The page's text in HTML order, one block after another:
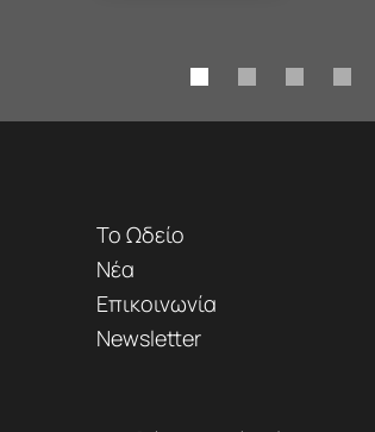
Το Ωδείο
Νέα
Επικοινωνία
Newsletter